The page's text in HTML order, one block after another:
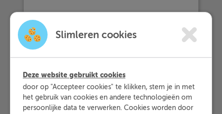
… meer dan 25.000 leerlingen met
… en dat zij Slimleren gemiddeld
beoordelenmet een 9,2!
Slimleren cookies
Deze website gebruikt cookies
door op "Accepteer cookies" te klikken, stem je in met
het gebruik van cookies en andere technologieën om
persoonlijke data te verwerken. Cookies worden door